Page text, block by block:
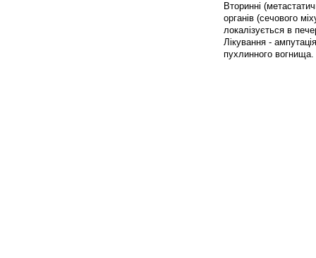
Вторинні
органів (сечового
локалізується в
Лікування -
пухлинного вогнища.